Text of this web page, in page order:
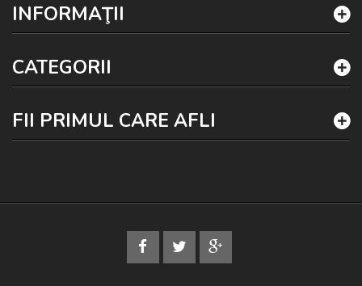
INFORMAŢII
CATEGORII
FII PRIMUL CARE AFLI